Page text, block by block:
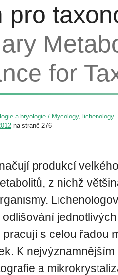
pro
for
a bryologie / Mycology, lichenology
na straně 276
produkcí
z nichž
s celou řadou
K
a